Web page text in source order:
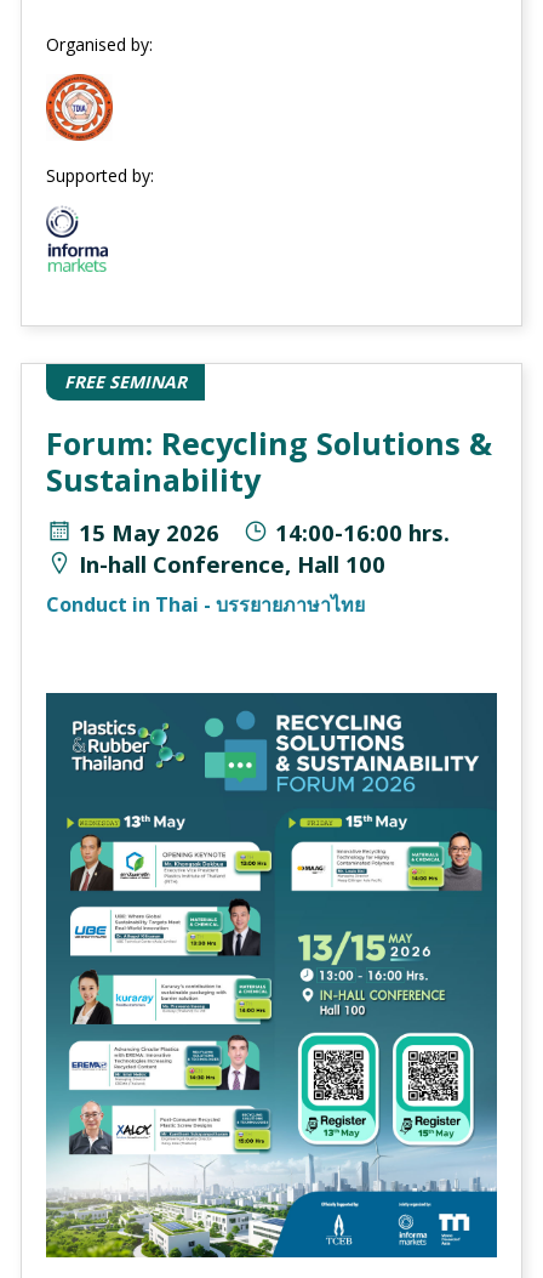
Organised by:
Supported by:
FREE SEMINAR
Forum: Recycling Solutions &
Sustainability
15 May 2026
14:00-16:00 hrs.
In-hall Conference, Hall 100
Conduct in Thai - บรรยายภาษาไทย